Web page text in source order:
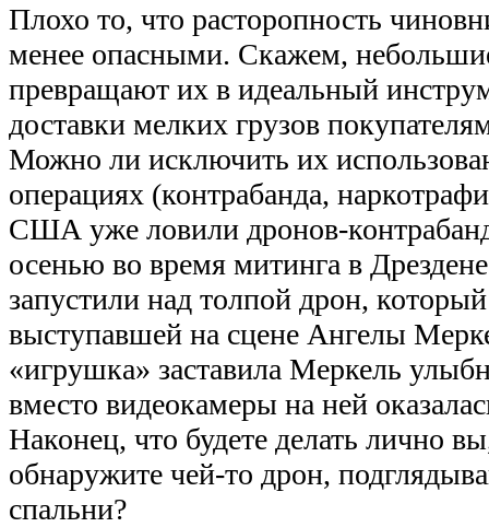
Плохо то, что расторопность
менее опасными. Скажем,
превращают их в идеальный
доставки мелких грузов
Можно ли исключить их
операциях (контрабанда,
США уже ловили дронов-
осенью во время митинга в
запустили над толпой дрон,
выступавшей на сцене Ангелы
«игрушка» заставила Меркель
вместо видеокамеры на ней
Наконец, что будете делать лично
обнаружите чей-то дрон,
спальни?